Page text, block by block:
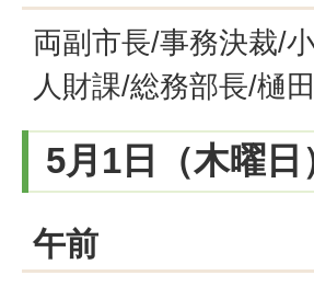
両副市長/事務決裁/
人財課/総務部長/樋
5月1日（木曜日
午前